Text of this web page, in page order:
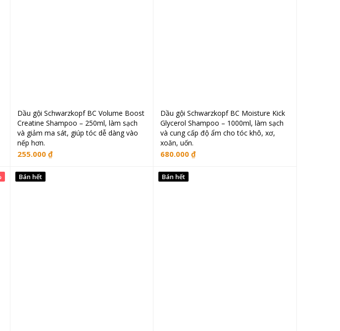
Đọc tiếp
Dầu gội Schwarzkopf BC Volume Boost
Creatine Shampoo – 250ml, làm sạch
và giảm ma sát, giúp tóc dễ dàng vào
nếp hơn.
255.000 ₫
Đọc tiếp
Dầu gội Schwarzkopf BC Moisture Kick
Glycerol Shampoo – 1000ml, làm sạch
và cung cấp độ ẩm cho tóc khô, xơ,
xoăn, uốn.
680.000₫
Bán hết Bán hết